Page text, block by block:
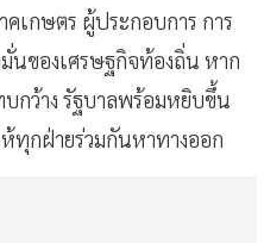
เกษตร ผู้ประกอบการ การ
นของเศรษฐกิจท้องถิ่น หาก
บกว้าง รัฐบาลพร้อมหยิบขึ้น
ทุกฝ่ายร่วมกันหาทางออก